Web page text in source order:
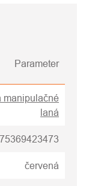
Parameter
manipulačné
laná
červená